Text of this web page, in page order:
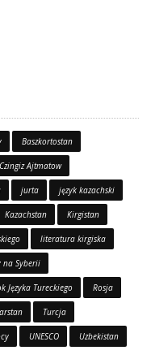
Baszkortostan
Czingiz Ajtmatow
jurta język kazachski
Kazachstan Kirgistan
literatura kirgiska
na Syberii
Języka Tureckiego Rosja
Turcja
UNESCO Uzbekistan